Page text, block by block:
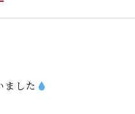
ました